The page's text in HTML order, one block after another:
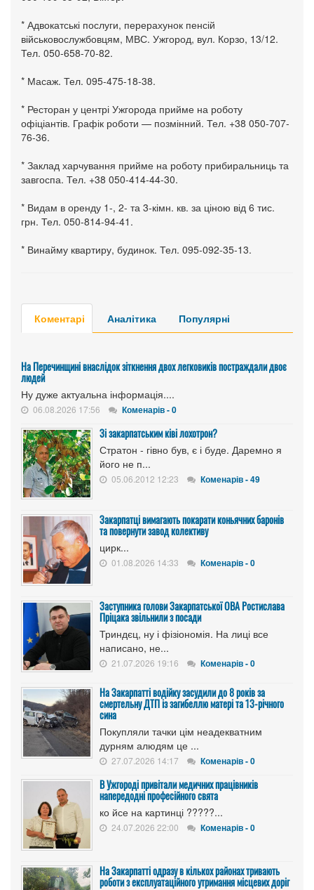
* Адвокатські послуги, перерахунок пенсій
військовослужбовцям, МВС. Ужгород, вул. Корзо, 13/12.
Тел. 050-658-70-82.
* Масаж. Тел. 095-475-18-38.
* Ресторан у центрі Ужгорода прийме на роботу
офіціантів. Графік роботи — позмінний. Тел. +38 050-707-
76-36.
* Заклад харчування прийме на роботу прибиральниць та
завгоспа. Тел. +38 050-414-44-30.
* Видам в оренду 1-, 2- та 3-кімн. кв. за ціною від 6 тис.
грн. Тел. 050-814-94-41.
* Винайму квартиру, будинок. Тел. 095-092-35-13.
Коментарі Аналітика Популярні
На Перечинщині внаслідок зіткнення двох легковиків постраждали двоє
людей
Ну дуже актуальна інформація....
06.08.2026 17:56 Коменарів - 0
Зі закарпатським ківі лохотрон?
Стратон - гівно був, є і буде. Даремно я
його не п...
05.06.2012 12:23 Коменарів - 49
Закарпатці вимагають покарати коньячних баронів
та повернути завод колективу
цирк...
01.08.2026 14:33 Коменарів - 0
Заступника голови Закарпатської ОВА Ростислава
Пріцака звільнили з посади
Триндєц, ну і фізіономія. На лиці все
написано, не...
21.07.2026 19:16 Коменарів - 0
На Закарпатті водійку засудили до 8 років за
смертельну ДТП із загибеллю матері та 13-річного
сина
Покупляли тачки цім неадекватним
дурням алюдям це ...
27.07.2026 14:17 Коменарів - 0
В Ужгороді привітали медичних працівників
напередодні професійного свята
ко йсе на картинці ?????...
24.07.2026 22:00 Коменарів - 0
На Закарпатті одразу в кількох районах тривають
роботи з експлуатаційного утримання місцевих доріг